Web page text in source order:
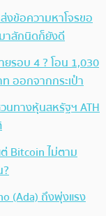
งข้อความหาโจรขอ
าสักนิดก็ยังดี
รอบ 4 ? โอน 1,030
ออกจากกระเป๋า
นทางหุ้นสหรัฐฯ ATH
Bitcoin ไม่ตาม
(Ada) ถึงพุ่งแรง